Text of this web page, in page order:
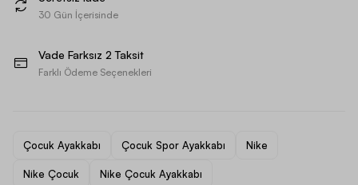
30 Gün İçerisinde
Vade Farksız 2 Taksit
Farklı Ödeme Seçenekleri
Çocuk Ayakkabı Çocuk Spor Ayakkabı Nike
Nike Çocuk Nike Çocuk Ayakkabı